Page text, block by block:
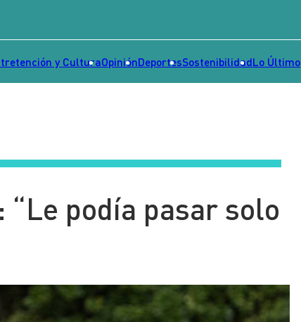
y CulturaOpiniónDeportesSostenibilidadLo Último
podía pasar solo